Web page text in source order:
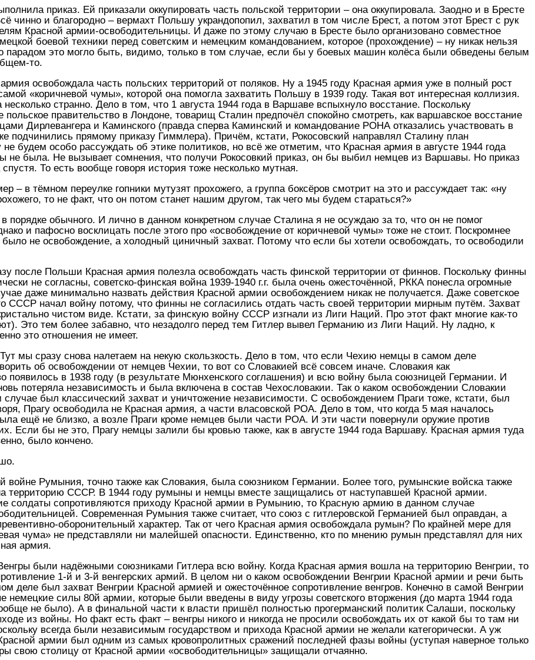
приказ. Ей приказали оккупировать часть польской территории – она оккупировала. Заодно и в Бресте
чинно и благородно – вермахт Польшу украндопопил, захватил в том числе Брест, а потом этот Брест с рук
Красной армии-освободительницы. И даже по этому случаю в Бресте было организовано совместное
боевой техники перед советским и немецким командованием, которое (прохождение) – ну никак нельзя
парадом это могло быть, видимо, только в том случае, если бы у боевых машин колёса были обведены белым
то.
освобождала часть польских территорий от поляков. Ну а 1945 году Красная армия уже в полный рост
«коричневой чумы», которой она помогла захватить Польшу в 1939 году. Такая вот интересная коллизия.
странно. Дело в том, что 1 августа 1944 года в Варшаве вспыхнуло восстание. Поскольку
польское правительство в Лондоне, товарищ Сталин предпочёл спокойно смотреть, как варшавское восстание
Дирлевангера и Каминского (правда сперва Каминский и командование РОНА отказались участвовать в
подчинились прямому приказу Гиммлера). Причём, кстати, Рокосовский направлял Сталину план
будем особо рассуждать об этике политиков, но всё же отметим, что Красная армия в августе 1944 года
не была. Не вызывает сомнения, что получи Рокосовкий приказ, он бы выбил немцев из Варшавы. Но приказ
То есть вообще говоря история тоже несколько мутная.
– в тёмном переулке гопники мутузят прохожего, а группа боксёров смотрит на это и рассуждает так: «ну
то не факт, что он потом станет нашим другом, так чего мы будем стараться?»
порядке обычного. И лично в данном конкретном случае Сталина я не осуждаю за то, что он не помог
и пафосно восклицать после этого про «освобождение от коричневой чумы» тоже не стоит. Поскромнее
не освобождение, а холодный циничный захват. Потому что если бы хотели освобождать, то освободили
после Польши Красная армия полезла освобождать часть финской территории от финнов. Поскольку финны
не согласны, советско-финская война 1939-1940 г.г. была очень ожесточённой, РККА понесла огромные
даже минимально назвать действия Красной армии освобождением никак не получается. Даже советское
СССР начал войну потому, что финны не согласились отдать часть своей территории мирным путём. Захват
чистом виде. Кстати, за финскую войну СССР изгнали из Лиги Наций. Про этот факт многие как-то
Это тем более забавно, что незадолго перед тем Гитлер вывел Германию из Лиги Наций. Ну ладно, к
это отношения не имеет.
мы сразу снова налетаем на некую скользкость. Дело в том, что если Чехию немцы в самом деле
об освобождении от немцев Чехии, то вот со Словакией всё совсем иначе. Словакия как
появилось в 1938 году (в результате Мюнхенского соглашения) и всю войну была союзницей Германии. И
потеряла независимость и была включена в состав Чехословакии. Так о каком освобождении Словакии
был классический захват и уничтожение независимости. С освобождением Праги тоже, кстати, был
Прагу освободила не Красная армия, а части власовской РОА. Дело в том, что когда 5 мая началось
ещё не близко, а возле Праги кроме немцев были части РОА. И эти части повернули оружие против
Если бы не это, Прагу немцы залили бы кровью также, как в августе 1944 года Варшаву. Красная армия туда
было кончено.
Румыния, точно также как Словакия, была союзником Германии. Более того, румынские войска также
территорию СССР. В 1944 году румыны и немцы вместе защищались от наступавшей Красной армии.
солдаты сопротивляются приходу Красной армии в Румынию, то Красную армию в данном случае
Современная Румыния также считает, что союз с гитлеровской Германией был оправдан, а
оборонительный характер. Так от чего Красная армия освобождала румын? По крайней мере для
чума» не представляли ни малейшей опасности. Единственно, кто по мнению румын представлял для них
армия.
были надёжными союзниками Гитлера всю войну. Когда Красная армия вошла на территорию Венгрии, то
1-й и 3-й венгерских армий. В целом ни о каком освобождении Венгрии Красной армии и речи быть
деле был захват Венгрии Красной армией и ожесточённое сопротивление венгров. Конечно в самой Венгрии
немецкие силы 80й армии, которые были введены в виду угрозы советского вторжения (до марта 1944 года
не было). А в финальной части к власти пришёл полностью прогерманский политик Салаши, поскольку
из войны. Но факт есть факт – венгры никого и никогда не просили освобождать их от какой бы то там ни
всегда были независимым государством и прихода Красной армии не желали категорически. А уж
армии был одним из самых кровопролитных сражений последней фазы войны (уступая наверное только
свою столицу от Красной армии «освободительницы» защищали отчаянно.